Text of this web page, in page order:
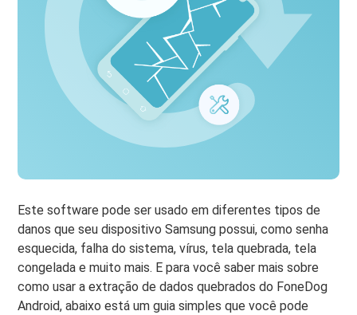
Este software pode ser usado em diferentes tipos de
danos que seu dispositivo Samsung possui, como senha
esquecida, falha do sistema, vírus, tela quebrada, tela
congelada e muito mais. E para você saber mais sobre
como usar a extração de dados quebrados do FoneDog
Android, abaixo está um guia simples que você pode